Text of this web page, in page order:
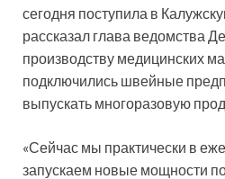
сегодня поступила в
рассказал глава ведомства
производству медицинских
подключились швейные
выпускать многоразовую
«Сейчас мы практически в
запускаем новые мощности